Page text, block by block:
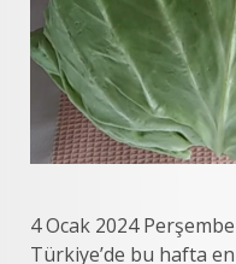
4 Ocak 2024
Türkiye’de bu hafta